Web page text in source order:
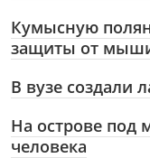
Кумысную
защиты от
В вузе создали
На острове под
человека